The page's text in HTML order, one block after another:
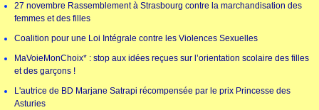
27 novembre Rassemblement à Strasbourg contre la marchandisation des
femmes et des filles
Coalition pour une Loi Intégrale contre les Violences Sexuelles
MaVoieMonChoix* : stop aux idées reçues sur l’orientation scolaire des filles
et des garçons !
L'autrice de BD Marjane Satrapi récompensée par le prix Princesse des
Asturies